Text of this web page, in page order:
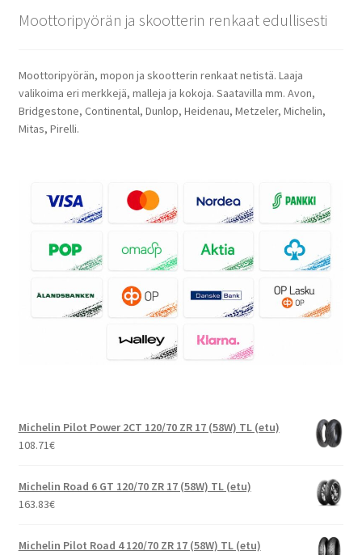
Moottoripyörän ja skootterin renkaat edullisesti
Moottoripyörän, mopon ja skootterin renkaat netistä. Laaja
valikoima eri merkkejä, malleja ja kokoja. Saatavilla mm. Avon,
Bridgestone, Continental, Dunlop, Heidenau, Metzeler, Michelin,
Mitas, Pirelli.
Michelin Pilot Power 2CT 120/70 ZR 17 (58W) TL (etu)
108.71€
Michelin Road 6 GT 120/70 ZR 17 (58W) TL (etu)
163.83€
Michelin Pilot Road 4 120/70 ZR 17 (58W) TL (etu)